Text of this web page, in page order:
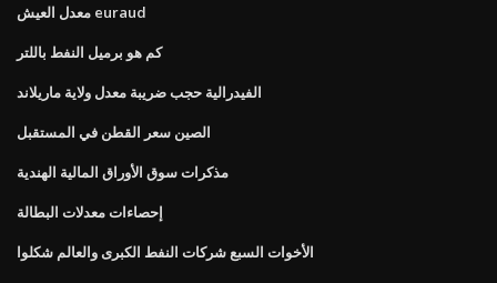
معدل العيش euraud
كم هو برميل النفط باللتر
الفيدرالية حجب ضريبة معدل ولاية ماريلاند
الصين سعر القطن في المستقبل
مذكرات سوق الأوراق المالية الهندية
إحصاءات معدلات البطالة
الأخوات السبع شركات النفط الكبرى والعالم شكلوا